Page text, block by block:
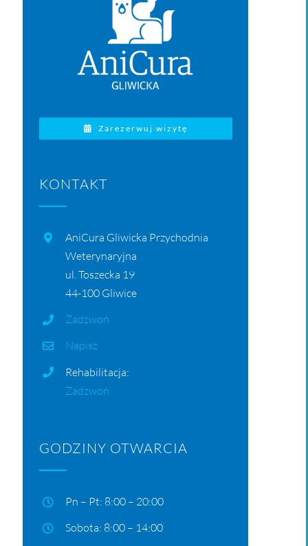
Zarezerwuj wizytę
KONTAKT
AniCura Gliwicka Przychodnia
Weterynaryjna
ul. Toszecka 19
44-100 Gliwice
Zadzwoń
Napisz
Rehabilitacja:
Zadzwoń
GODZINY OTWARCIA
Pn – Pt: 8:00 – 20:00
Sobota: 8:00 – 14:00